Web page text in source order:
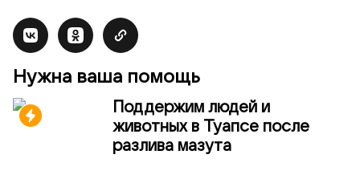
Нужна ваша помощь
Поддержим людей и
животных в Туапсе после
разлива мазута